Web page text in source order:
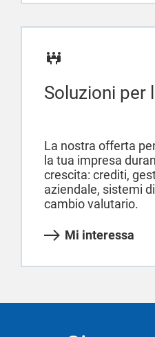
Soluzioni per
La nostra offerta
la tua impresa
crescita: crediti,
aziendale, sistemi
cambio valutario.
Mi interessa